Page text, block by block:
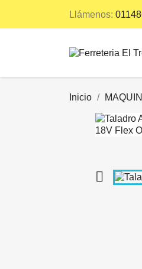
Llámenos:
Inicio
